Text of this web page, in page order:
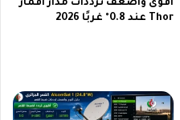
أقوى وأضعف ترددات مدار أقمار
Thor عند 0.8° غربًا 2026